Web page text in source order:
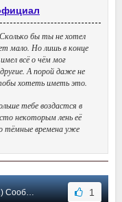
бы ты не хотел
мало. Но лишь в конце
всё о чём мог
А порой даже не
хотеть иметь это.
тебе воздастся в
некоторым лень её
тёмные времена уже
#33 1